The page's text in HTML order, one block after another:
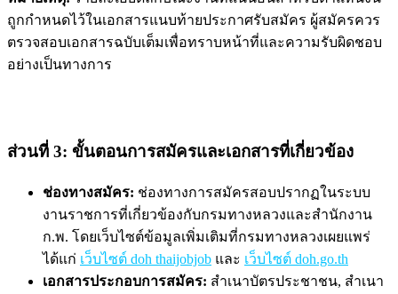
ถูกกำหนดไว้ในเอกสารแนบท้ายประกาศรับสมัคร ผู้สมัครควร
ตรวจสอบเอกสารฉบับเต็มเพื่อทราบหน้าที่และความรับผิดชอบ
อย่างเป็นทางการ
ส่วนที่ 3: ขั้นตอนการสมัครและเอกสารที่เกี่ยวข้อง
ช่องทางสมัคร: ช่องทางการสมัครสอบปรากฏในระบบ
งานราชการที่เกี่ยวข้องกับกรมทางหลวงและสำนักงาน
ก.พ. โดยเว็บไซต์ข้อมูลเพิ่มเติมที่กรมทางหลวงเผยแพร่
ได้แก่ เว็บไซต์ doh thaijobjob และ เว็บไซต์ doh.go.th
เอกสารประกอบการสมัคร: สำเนาบัตรประชาชน, สำเนา